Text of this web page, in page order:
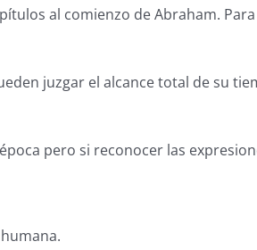
al comienzo de Abraham.
juzgar el alcance total de su
pero si reconocer las